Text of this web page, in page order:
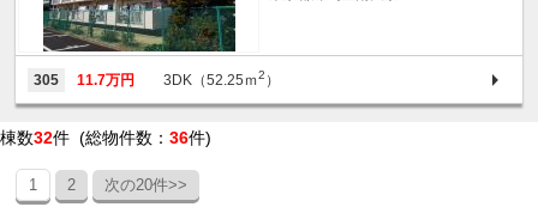
305 11.7万円 3DK（52.25ｍ2 ）
棟数32件 (総物件数： 36件)
1 2 次の20件>>